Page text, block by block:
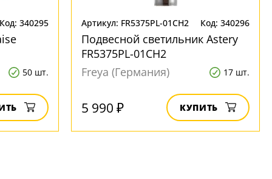
Код: 340295
50 шт.
Артикул: FR5375PL-01CH2 Код: 340296
Подвесной светильник Astery
FR5375PL-01CH2
Freya (Германия)
17 шт.
5 990 ₽ КУПИТЬ